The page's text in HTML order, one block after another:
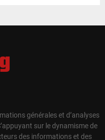
générales et d’analyses
sur le dynamisme de
des informations et des